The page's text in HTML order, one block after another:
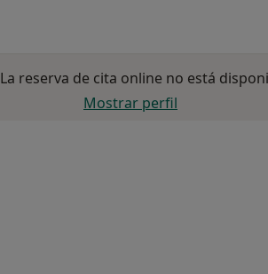
La reserva de cita online no está
Mostrar perfil